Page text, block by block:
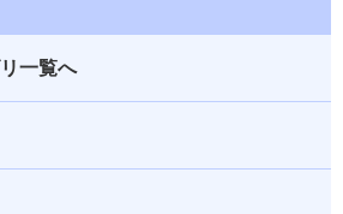
一覧へ